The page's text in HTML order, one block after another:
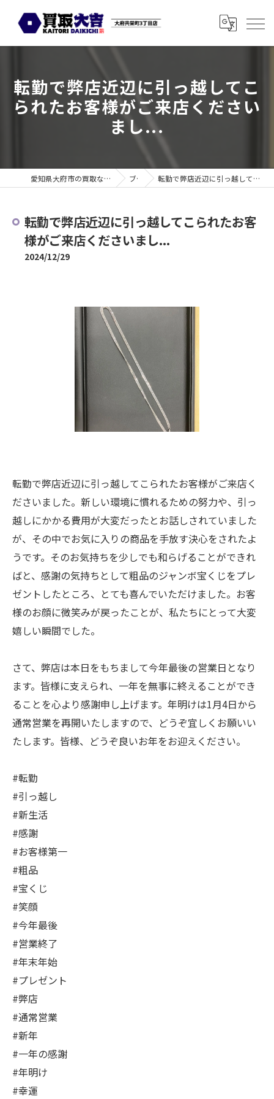
転勤で弊店近辺に引っ越してこ
られたお客様がご来店ください
まし...
愛知県大府市の買取なら買取大吉 大府共栄町3丁目店 ブログ 転勤で弊店近辺に引っ越してこられたお客様がご来店くださいまし...
転勤で弊店近辺に引っ越してこられたお客
様がご来店くださいまし...
2024/12/29
転勤で弊店近辺に引っ越してこられたお客様がご来店く
ださいました。新しい環境に慣れるための努力や、引っ
越しにかかる費用が大変だったとお話しされていました
が、その中でお気に入りの商品を手放す決心をされたよ
うです。そのお気持ちを少しでも和らげることができれ
ばと、感謝の気持ちとして粗品のジャンボ宝くじをプレ
ゼントしたところ、とても喜んでいただけました。お客
様のお顔に微笑みが戻ったことが、私たちにとって大変
嬉しい瞬間でした。
さて、弊店は本日をもちまして今年最後の営業日となり
ます。皆様に支えられ、一年を無事に終えることができ
ることを心より感謝申し上げます。年明けは1月4日から
通常営業を再開いたしますので、どうぞ宜しくお願いい
たします。皆様、どうぞ良いお年をお迎えください。
#転勤
#引っ越し
#新生活
#感謝
#お客様第一
#粗品
#宝くじ
#笑顔
#今年最後
#営業終了
#年末年始
#プレゼント
#弊店
#通常営業
#新年
#一年の感謝
#年明け
#幸運